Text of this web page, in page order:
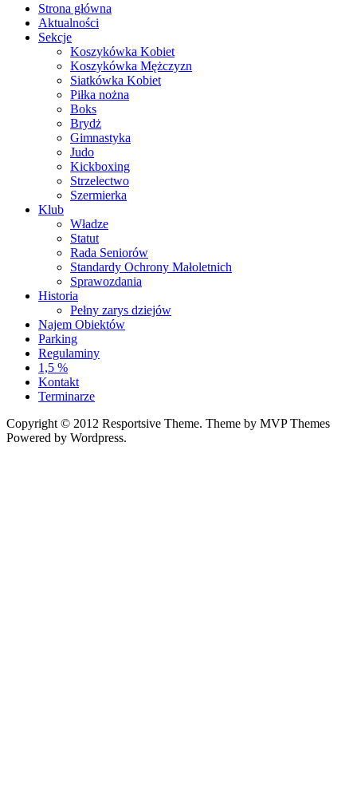
Strona główna
Aktualności
Sekcje
Koszykówka Kobiet
Koszykówka Mężczyzn
Siatkówka Kobiet
Piłka nożna
Boks
Brydż
Gimnastyka
Judo
Kickboxing
Strzelectwo
Szermierka
Klub
Władze
Statut
Rada Seniorów
Standardy Ochrony Małoletnich
Sprawozdania
Historia
Pełny zarys dziejów
Najem Obiektów
Parking
Regulaminy
1,5 %
Kontakt
Terminarze
Copyright © 2012 Resportsive Theme. Theme by MVP Themes
Powered by Wordpress.